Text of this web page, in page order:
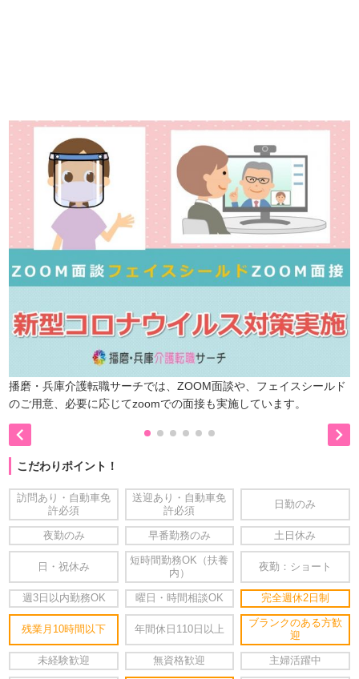
播磨・兵庫介護転職サーチでは、ZOOM面談や、フェイスシールド
のご用意、必要に応じてzoomでの面接も実施しています。
 
こだわりポイント！
訪問あり・自動車免
許必須
送迎あり・自動車免
許必須
日勤のみ
夜勤のみ 早番勤務のみ 土日休み
日・祝休み
短時間勤務OK（扶養
内）
夜勤：ショート
週3日以内勤務OK 曜日・時間相談OK 完全週休2日制
残業月10時間以下 年間休日110日以上
ブランクのある方歓
迎
未経験歓迎 無資格歓迎 主婦活躍中